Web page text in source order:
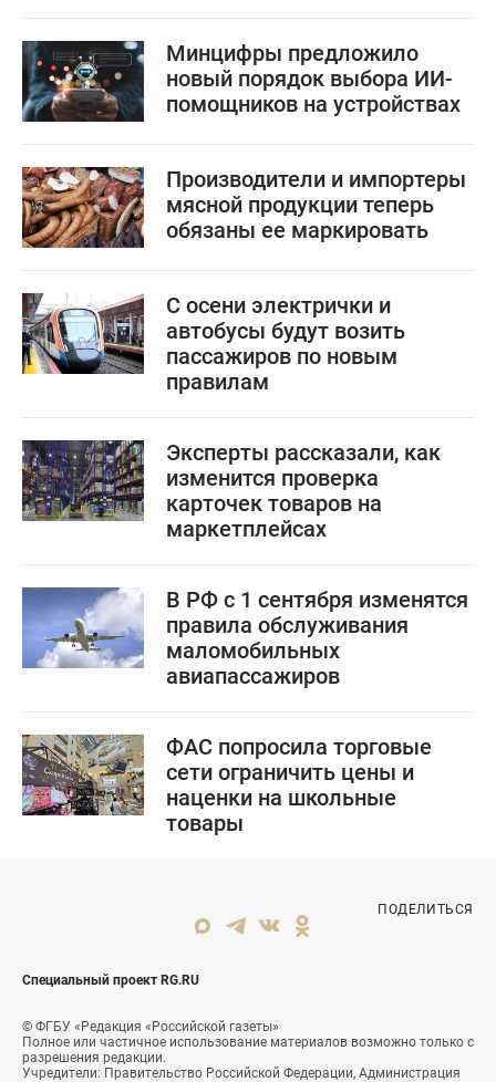
Минцифры предложило
новый порядок выбора ИИ-
помощников на устройствах
Производители и импортеры
мясной продукции теперь
обязаны ее маркировать
С осени электрички и
автобусы будут возить
пассажиров по новым
правилам
Эксперты рассказали, как
изменится проверка
карточек товаров на
маркетплейсах
В РФ с 1 сентября изменятся
правила обслуживания
маломобильных
авиапассажиров
ФАС попросила торговые
сети ограничить цены и
наценки на школьные
товары
Специальный проект RG.RU
© ФГБУ «Редакция «Российской газеты»
Полное или частичное использование материалов возможно только с
разрешения редакции.
Учредители: Правительство Российской Федерации, Администрация
ПОДЕЛИТЬСЯ